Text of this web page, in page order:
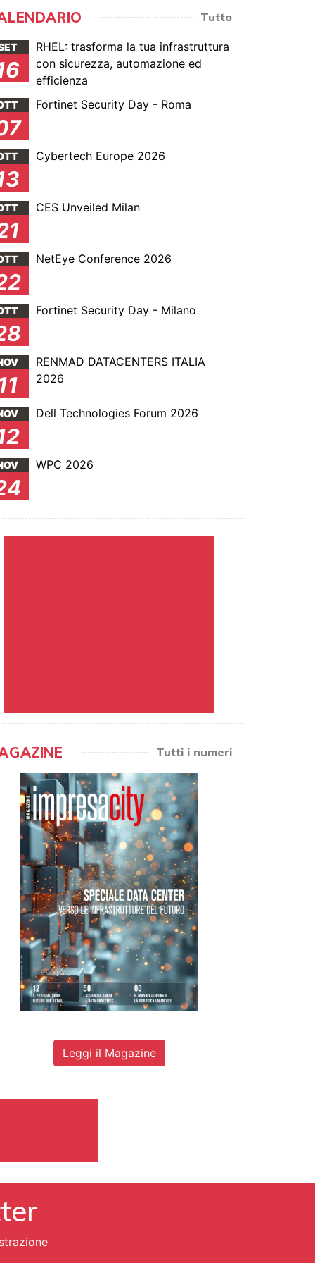
Tutto
RHEL: trasforma la tua infrastruttura
con sicurezza, automazione ed
efficienza
Fortinet Security Day - Roma
Cybertech Europe 2026
CES Unveiled Milan
NetEye Conference 2026
Fortinet Security Day - Milano
RENMAD DATACENTERS ITALIA
2026
Dell Technologies Forum 2026
WPC 2026
Tutti i numeri
Leggi il Magazine